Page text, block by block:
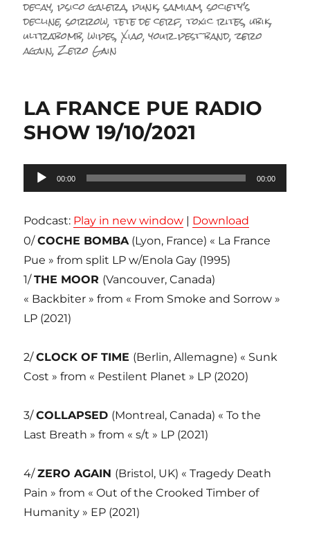
decay,psico galera,punk,samiam,society's
decline,sorrow,tete de cerf,toxic rites,ubik,
ultrabomb,wipes,Xiao,your pest band,zero
again,Zero Gain
LA FRANCE PUE RADIO
SHOW 19/10/2021
Lecteur
audio
00:00 00:00
Podcast: Play in new window | Download
0/COCHE BOMBA(Lyon, France) « La France
Pue » from split LP w/Enola Gay (1995)
1/THE MOOR (Vancouver, Canada)
« Backbiter » from « From Smoke and Sorrow »
LP (2021)
2/CLOCK OF TIME (Berlin, Allemagne) « Sunk
Cost » from « Pestilent Planet » LP (2020)
3/COLLAPSED (Montreal, Canada) « To the
Last Breath » from « s/t » LP (2021)
4/ZERO AGAIN (Bristol, UK) « Tragedy Death
Pain » from « Out of the Crooked Timber of
Humanity » EP (2021)